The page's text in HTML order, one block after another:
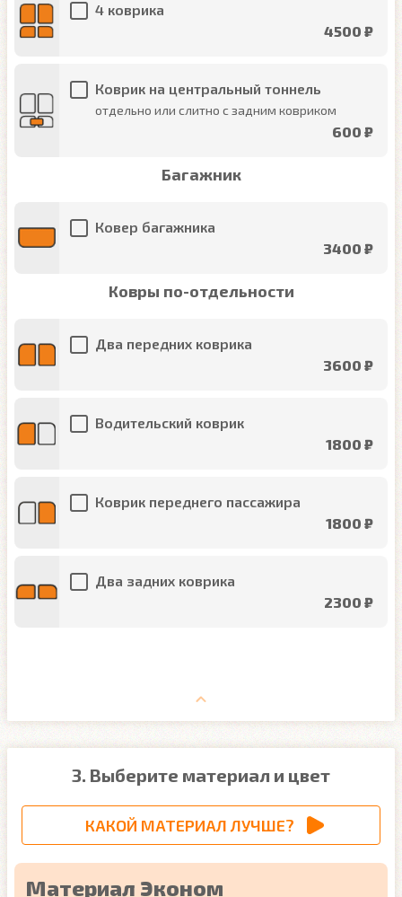
4 коврика
4500 ₽
Коврик на центральный тоннель
отдельно или слитно с задним ковриком
600 ₽
Багажник
Ковер багажника
3400 ₽
Ковры по-отдельности
Два передних коврика
3600 ₽
Водительский коврик
1800 ₽
Коврик переднего пассажира
1800 ₽
Два задних коврика
2300 ₽
3. Выберите материал и цвет
КАКОЙ МАТЕРИАЛ ЛУЧШЕ?
Материал Эконом